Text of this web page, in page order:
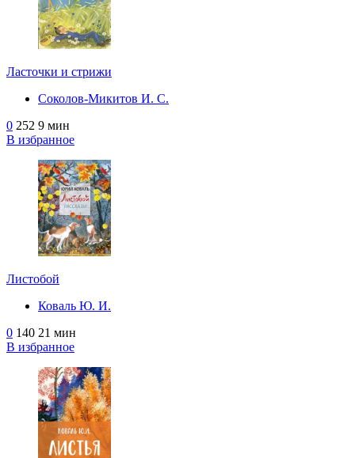
Ласточки и стрижи
Соколов-Микитов И. С.
0 252 9 мин
В избранное
Листобой
Коваль Ю. И.
0 140 21 мин
В избранное